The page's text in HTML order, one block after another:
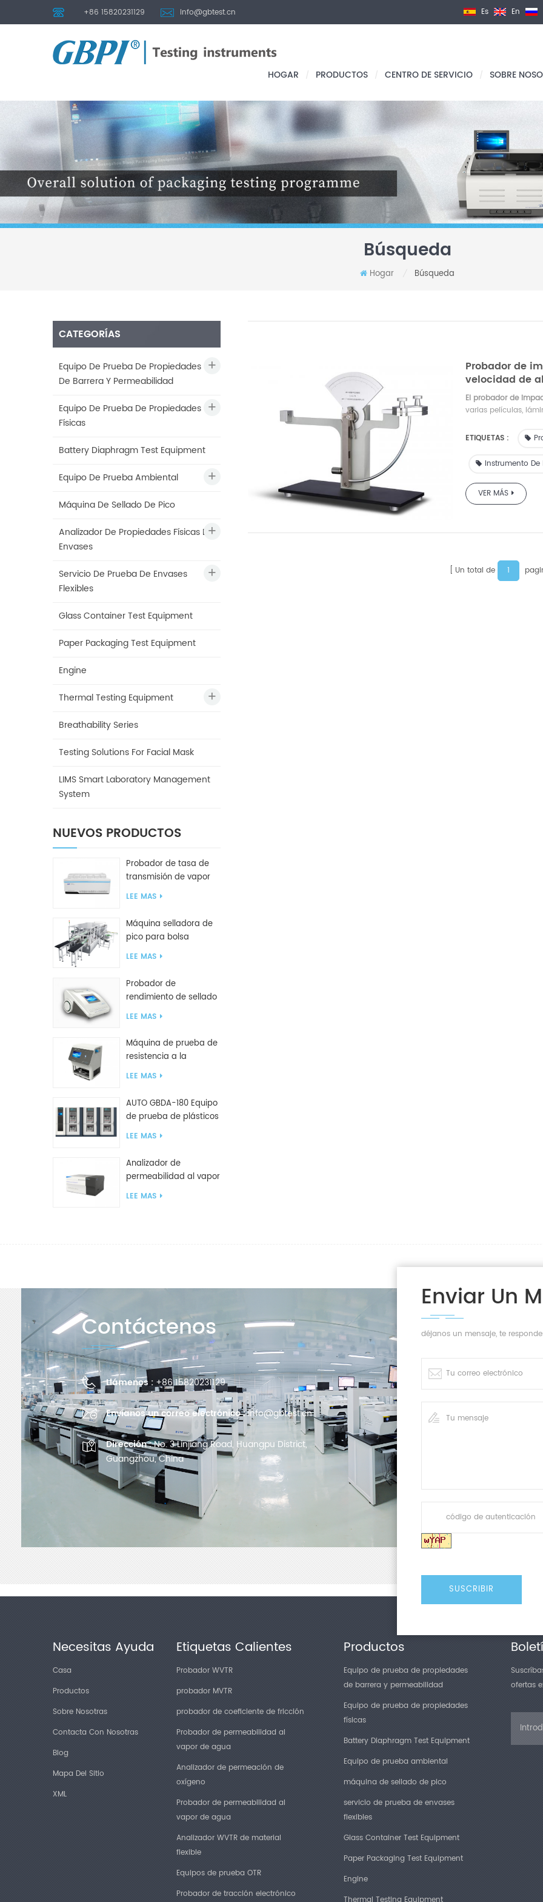
+86 15820231129 info@gbtest.cn Es En
HOGAR / PRODUCTOS / CENTRO DE SERVICIO / SOBRE
Búsqueda
Hogar Búsqueda
CATEGORÍAS
Equipo De Prueba De Propiedades
De Barrera Y Permeabilidad
Equipo De Prueba De Propiedades
Físicas
Battery Diaphragm Test Equipment
Equipo De Prueba Ambiental
Máquina De Sellado De Pico
Analizador De Propiedades Físicas De
Envases
Servicio De Prueba De Envases
Flexibles
Glass Container Test Equipment
Paper Packaging Test Equipment
Engine
Thermal Testing Equipment
Breathability Series
Testing Solutions For Facial Mask
LIMS Smart Laboratory Management
System
NUEVOS PRODUCTOS
Probador de tasa de
transmisión de vapor
de agua W416 2.0
LEE MAS
Máquina selladora de
pico para bolsa
inclinada GF2600-X
LEE MAS
Probador de
rendimiento de sellado
inteligente GBPI
LEE MAS
Máquina de prueba de
resistencia a la
compresión GBN200G
LEE MAS
AUTO GBDA-180 Equipo
de prueba de plásticos
para degradación de
LEE MAS
Analizador de
permeabilidad al vapor
de agua W812 (método
LEE MAS
Probador de
velocidad de
El probador de
varias películas,
de inspección, etc.
ETIQUETAS :
Instrumento
VER MÁS
Un total de 1
Contáctenos
Llámenos : +86 15820231129
Envíanos un correo electrónico :info@gbtest.cn
Dirección :No. 3 Linjiang Road, Huangpu District,
Guangzhou, China
Enviar Un
déjanos un mensaje, te
Necesitas Ayuda
Casa
Productos
Sobre Nosotras
Contacta Con Nosotras
Blog
Mapa Del Sitio
XML
Etiquetas Calientes
Probador WVTR
probador MVTR
probador de coeficiente de fricción
Probador de permeabilidad al
vapor de agua
Analizador de permeación de
oxígeno
Probador de permeabilidad al
vapor de agua
Analizador WVTR de material
flexible
Equipos de prueba OTR
Probador de tracción electrónico
Productos
Equipo de prueba de propiedades
de barrera y permeabilidad
Equipo de prueba de propiedades
físicas
Battery Diaphragm Test Equipment
Equipo de prueba ambiental
máquina de sellado de pico
servicio de prueba de envases
flexibles
Glass Container Test Equipment
Paper Packaging Test Equipment
Engine
ofertas